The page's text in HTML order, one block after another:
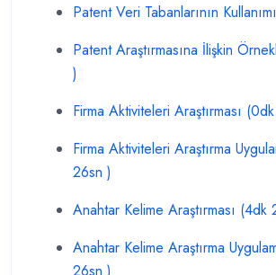
Patent Veri Tabanlarının
Patent Araştırmasına İlişkin
)
Firma Aktiviteleri Araştırması
Firma Aktiviteleri Araştırma
26sn )
Anahtar Kelime Araştırması (4dk
Anahtar Kelime Araştırma
26sn )